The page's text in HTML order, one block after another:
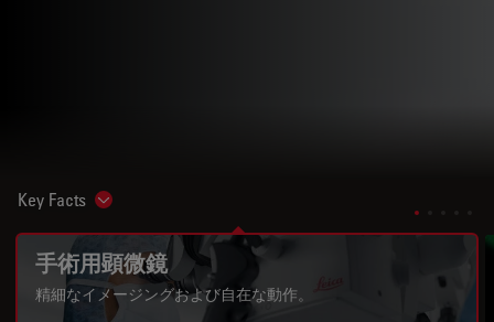
Key Facts Show subnavigation
手術用顕微鏡
精細なイメージングおよび自在な動作。